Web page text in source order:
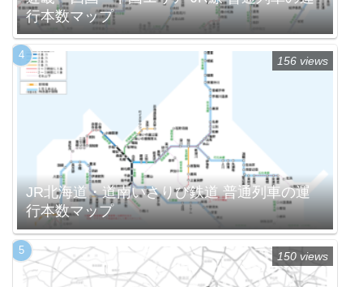
行本数マップ
JR北海道・道南いさりび鉄道 普通列車の運
行本数マップ
156 views
150 views